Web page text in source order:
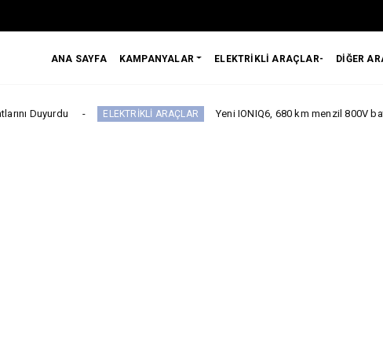
ANA SAYFA KAMPANYALAR ELEKTRİKLİ ARAÇLAR- DİĞER
ELEKTRİKLİ ARAÇLAR Yeni IONIQ6, 680 km menzil 800V batarya